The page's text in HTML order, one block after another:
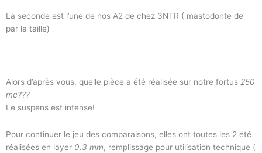
La seconde est l’une de nos A2 de chez 3NTR ( mastodonte de
par la taille)
Alors d’après vous, quelle pièce a été réalisée sur notre fortus 250
mc???
Le suspens est intense!
Pour continuer le jeu des comparaisons, elles ont toutes les 2 été
réalisées en layer 0.3 mm, remplissage pour utilisation technique (